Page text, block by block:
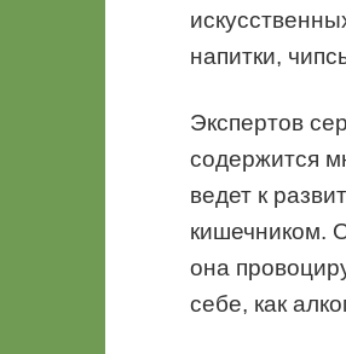
напитки,
Экспертов
содержится
ведет к
кишечником.
она
себе, как